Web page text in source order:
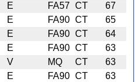
E FA57 CT
67
E FA90 CT
65
E FA90 CT
64
E FA90 CT
63
V MQ CT
63
E FA90 CT
63